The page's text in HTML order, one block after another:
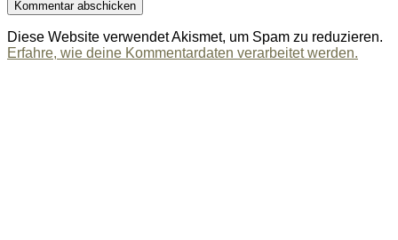
Diese Website verwendet Akismet, um Spam zu reduzieren.
Erfahre, wie deine Kommentardaten verarbeitet werden.